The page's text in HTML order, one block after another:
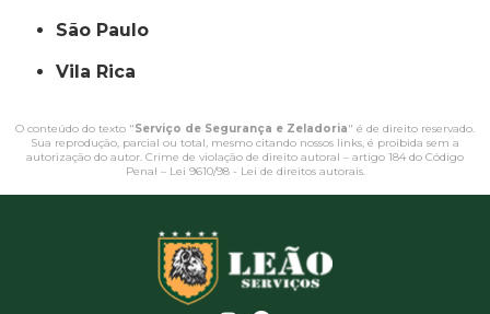
São Paulo
Vila Rica
O conteúdo do texto "Serviço de Segurança e Zeladoria" é de direito reservado.
Sua reprodução, parcial ou total, mesmo citando nossos links, é proibida sem a
autorização do autor. Crime de violação de direito autoral – artigo 184 do Código
Penal – Lei 9610/98 - Lei de direitos autorais.